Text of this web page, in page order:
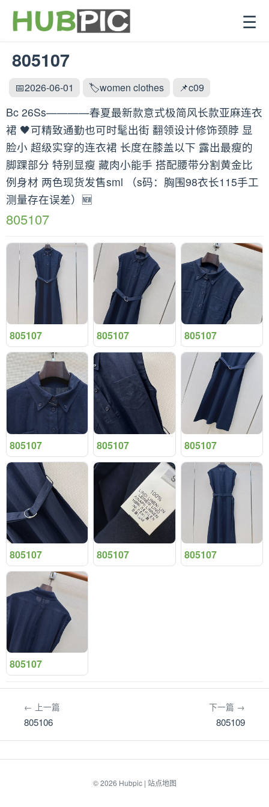
☰
805107
📅2026-06-01 🏷️women clothes 📌c09
Bc 26Ss————春夏最新款意式极简风长款亚麻连衣
裙 🖤可精致通勤也可时髦出街 翻领设计修饰颈脖 显
脸小 超级实穿的连衣裙 长度在膝盖以下 露出最瘦的
脚踝部分 特别显瘦 藏肉小能手 搭配腰带分割黄金比
例身材 两色现货发售sml （s码：胸围98衣长115手工
测量存在误差）🆕
805107
805107 805107 805107
805107 805107 805107
805107 805107 805107
805107
← 上一篇
805106
下一篇 →
805109
© 2026 Hubpic| 站点地图